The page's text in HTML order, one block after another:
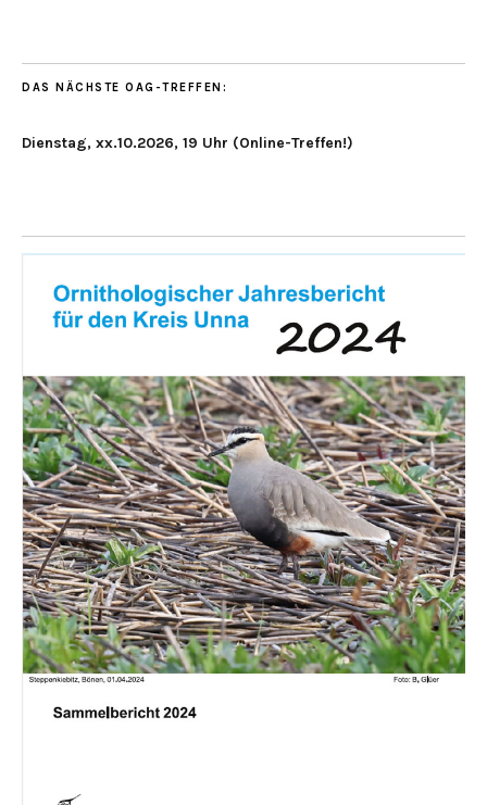
DAS NÄCHSTE OAG-TREFFEN:
Dienstag, xx.10.2026, 19 Uhr (Online-Treffen!)